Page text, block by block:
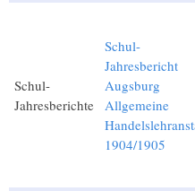
Schul-
Jahresberichte
Schul-
Jahresbericht
Augsburg
Allgemeine
1904/1905